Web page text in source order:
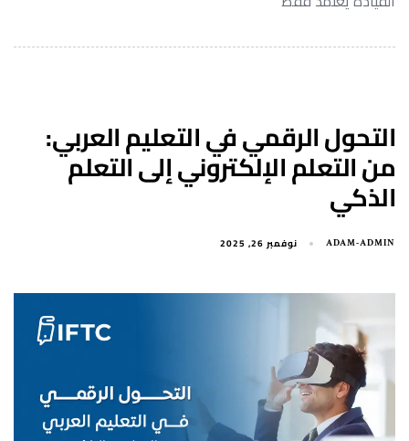
التحول الرقمي في التعليم العربي:
من التعلم الإلكتروني إلى التعلم
الذكي
ADAM-ADMIN نوفمبر 26, 2025